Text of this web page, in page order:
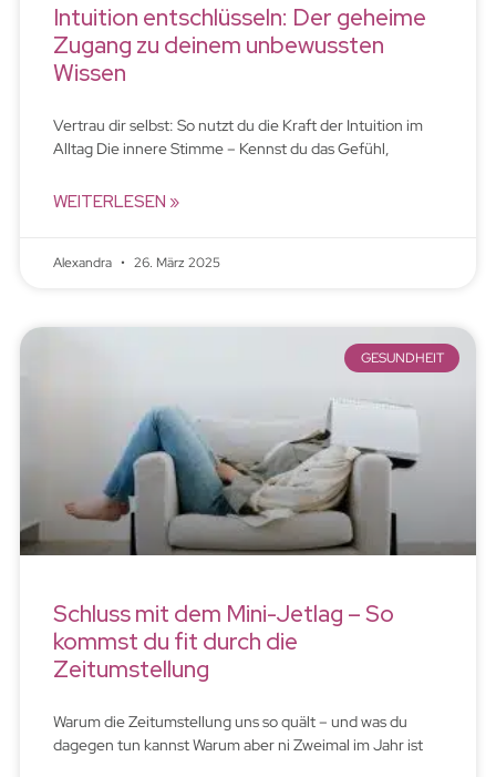
Intuition entschlüsseln: Der geheime
Zugang zu deinem unbewussten
Wissen
Vertrau dir selbst: So nutzt du die Kraft der Intuition im
Alltag Die innere Stimme – Kennst du das Gefühl,
WEITERLESEN »
Alexandra 26. März 2025
GESUNDHEIT
Schluss mit dem Mini-Jetlag – So
kommst du fit durch die
Zeitumstellung
Warum die Zeitumstellung uns so quält – und was du
dagegen tun kannst Warum aber ni Zweimal im Jahr ist